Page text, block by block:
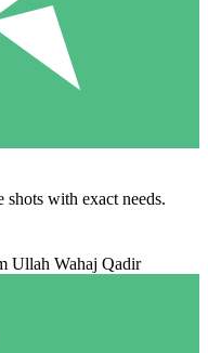
shots with exact needs.
Ullah Wahaj Qadir